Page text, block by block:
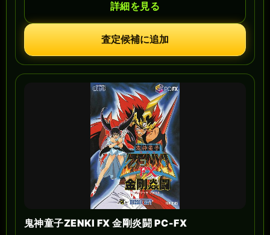
詳細を見る
査定候補に追加
鬼神童子ZENKI FX 金剛炎闘 PC-FX